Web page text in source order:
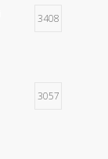
3408
3057